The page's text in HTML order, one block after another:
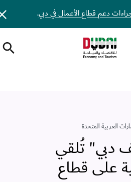
دعم قطاع الأعمال في دبي.
العربية المتحدة
تُلقي
على قطاع